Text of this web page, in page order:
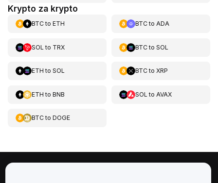
Krypto za krypto
BTCto ETH BTCto ADA
SOL to TRX BTCto SOL
ETH to SOL BTCto XRP
ETH to BNB SOL to AVAX
BTCto DOGE